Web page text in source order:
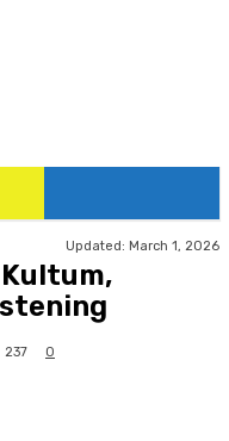
Updated: March 1, 2026
237 0